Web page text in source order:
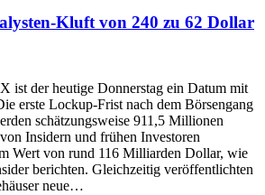
Kluft von 240 zu 62 Dollar
ist der heutige Donnerstag ein Datum mit
erste Lockup-Frist nach dem Börsengang
schätzungsweise 911,5 Millionen
Insidern und frühen Investoren
Wert von rund 116 Milliarden Dollar, wie
berichten. Gleichzeitig veröffentlichten
neue…